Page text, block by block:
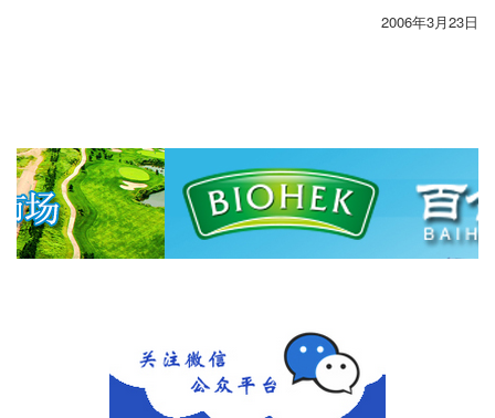
2006年3月23日